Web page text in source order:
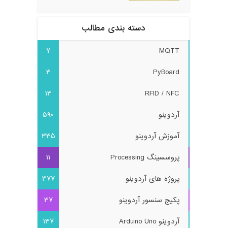
دسته بندی مطالب
MQTT
7
PyBoard
3
RFID / NFC
13
آردوینو
590
آموزش آردوینو
335
پروسسینگ Processing
11
پروژه های آردوینو
377
پکیج سنسور آردوینو
37
آردوینو Arduino Uno
137